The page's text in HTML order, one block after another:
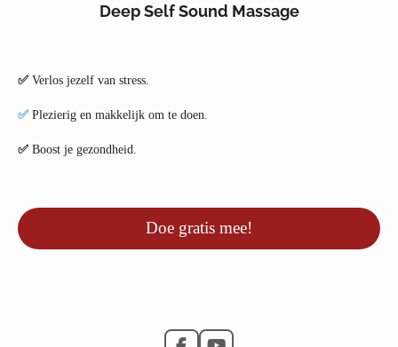
Deep Self Sound Massage
✅ Verlos jezelf van stress.
✅ Plezierig en makkelijk om te doen.
✅ Boost je gezondheid.
Doe gratis mee!